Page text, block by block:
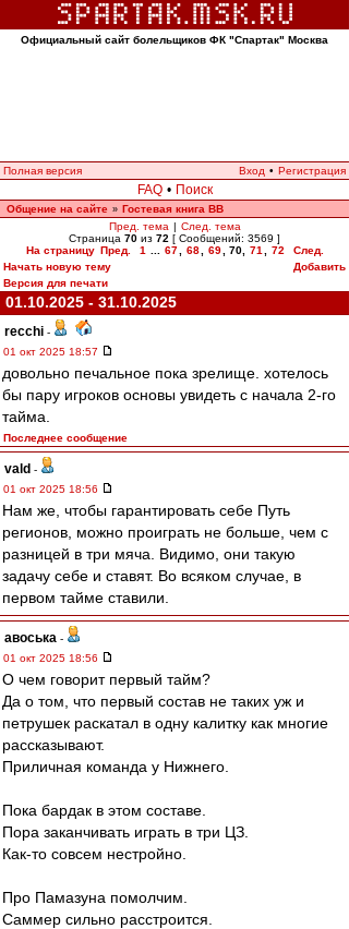
Официальный сайт болельщиков ФК "Спартак" Москва
Полная версия Вход • Регистрация
FAQ • Поиск
Общение на сайте » Гостевая книга ВВ
Пред. тема | След. тема
Страница 70 из 72 [ Сообщений: 3569 ]
На страницу Пред. 1 67 68 69 70, 71 72
След.
Начать новую тему
Добавить
Версия для печати
01.10.2025 - 31.10.2025
recchi -
01 окт 2025 18:57
довольно печальное пока зрелище. хотелось
бы пару игроков основы увидеть с начала 2-го
тайма.
Последнее сообщение
vald -
01 окт 2025 18:56
Нам же, чтобы гарантировать себе Путь
регионов, можно проиграть не больше, чем с
разницей в три мяча. Видимо, они такую
задачу себе и ставят. Во всяком случае, в
первом тайме ставили.
авоська -
01 окт 2025 18:56
О чем говорит первый тайм?
Да о том, что первый состав не таких уж и
петрушек раскатал в одну калитку как многие
рассказывают.
Приличная команда у Нижнего.
Пока бардак в этом составе.
Пора заканчивать играть в три ЦЗ.
Как-то совсем нестройно.
Про Памазуна помолчим.
Саммер сильно расстроится.